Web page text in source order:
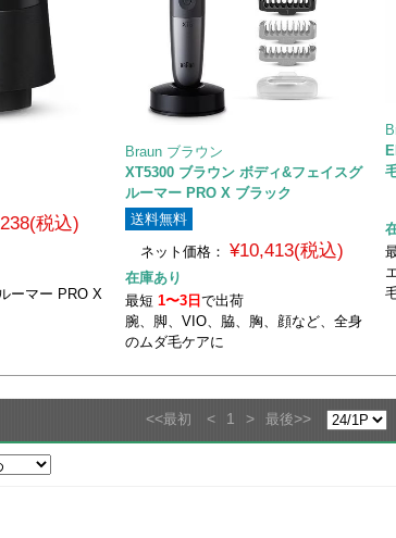
税込)
ーマー PRO X
Braun ブラウン
XT5300 ブラウン ボディ&フェイスグ
ルーマー PRO X ブラック
送料無料
ネット価格：
¥10,413(税込)
在庫あり
最短1〜3日で出荷
腕、脚、VIO、脇、胸、顔など、全身
のムダ毛ケアに
<<最初 < 1 > 最後>>